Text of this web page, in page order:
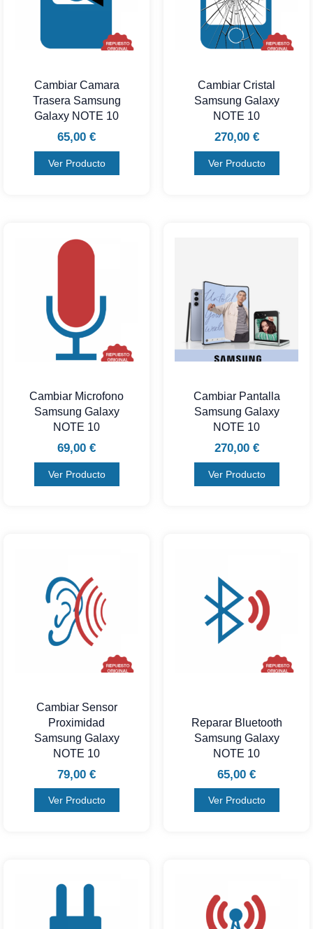
Cambiar Camara
Trasera Samsung
Galaxy NOTE 10
65,00 €
Ver Producto
Cambiar Cristal
Samsung Galaxy
NOTE 10
270,00 €
Ver Producto
Cambiar Microfono
Samsung Galaxy
NOTE 10
69,00 €
Ver Producto
Cambiar Pantalla
Samsung Galaxy
NOTE 10
270,00 €
Ver Producto
Cambiar Sensor
Proximidad
Samsung Galaxy
NOTE 10
79,00 €
Ver Producto
Reparar Bluetooth
Samsung Galaxy
NOTE 10
65,00 €
Ver Producto